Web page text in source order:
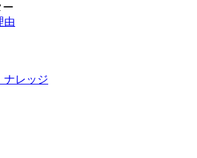
ー
由
ナレッジ